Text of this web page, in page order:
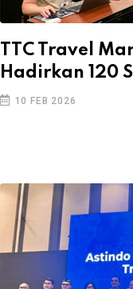
TTC Travel
Hadirkan 120
10 FEB 2026